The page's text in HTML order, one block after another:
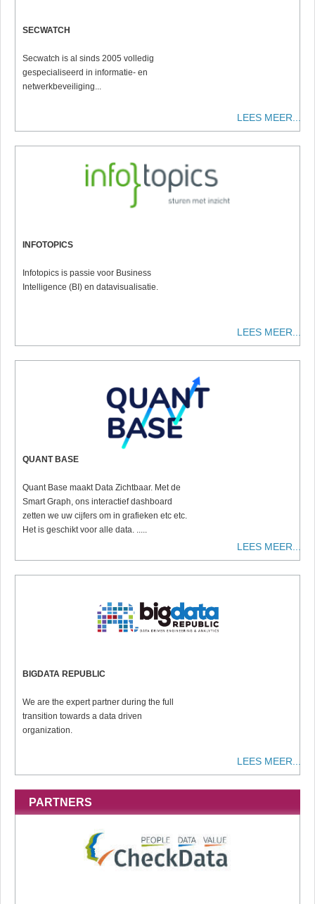
SECWATCH
Secwatch is al sinds 2005 volledig
gespecialiseerd in informatie- en
netwerkbeveiliging...
LEES MEER...
INFOTOPICS
Infotopics is passie voor Business
Intelligence (BI) en datavisualisatie.
LEES MEER...
QUANT BASE
Quant Base maakt Data Zichtbaar. Met de
Smart Graph, ons interactief dashboard
zetten we uw cijfers om in grafieken etc etc.
Het is geschikt voor alle data. .....
LEES MEER...
BIGDATA REPUBLIC
We are the expert partner during the full
transition towards a data driven
organization.
LEES MEER...
PARTNERS